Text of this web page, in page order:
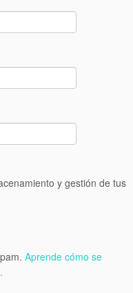
y gestión de tus
Aprende cómo se